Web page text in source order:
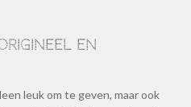
en
leuk om te geven, maar ook